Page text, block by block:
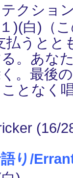
クション
)(白)（
払うとと
。あな
く。最後
ことなく
(16/
り/